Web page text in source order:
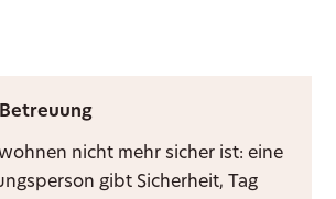
nicht mehr sicher ist: eine
gibt Sicherheit, Tag